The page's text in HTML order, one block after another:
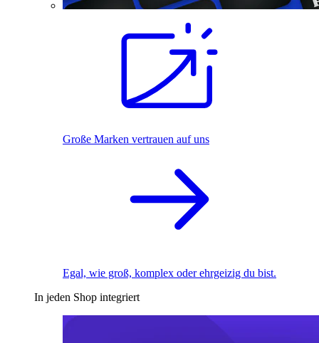
Große Marken vertrauen auf uns
Egal, wie groß, komplex oder ehrgeizig du bist.
In jeden Shop integriert